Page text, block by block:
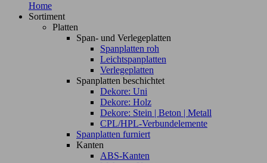
Home
Sortiment
Platten
Span- und Verlegeplatten
Spanplatten roh
Leichtspanplatten
Verlegeplatten
Spanplatten beschichtet
Dekore: Uni
Dekore: Holz
Dekore: Stein | Beton | Metall
CPL/HPL-Verbundelemente
Spanplatten furniert
Kanten
ABS-Kanten